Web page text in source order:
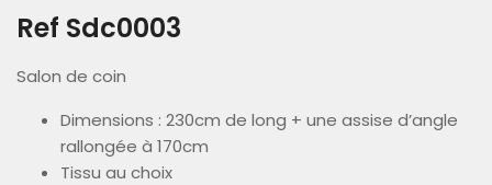
Ref Sdc0003
Salon de coin
Dimensions : 230cm de long + une assise d’angle
rallongée à 170cm
Tissu au choix